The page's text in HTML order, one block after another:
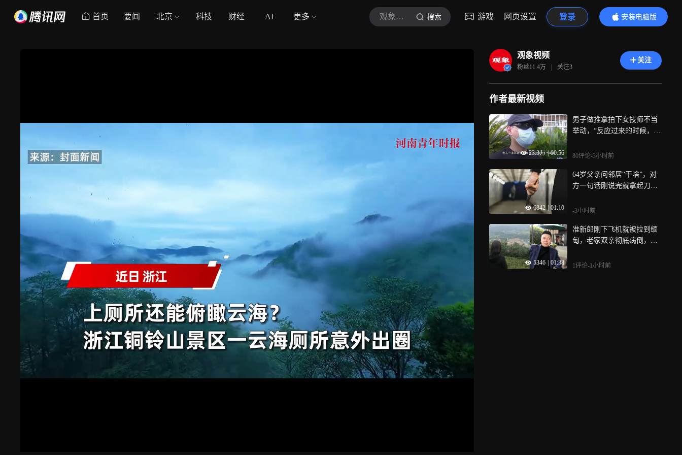
首页 要闻 北京 科技 财经 AI 更多 观象视频 搜索 游戏 网页设置 登录
安装电脑版
内容更精彩
观象视频
粉丝11.4万 | 关注3
关注
作者最新视频
23.3万 | 00:56
男子做推拿拍下女技师不当
举动，“反应过来的时候，她
入
80评论-3小时前
6842 01:10
64岁父亲问邻居“干啥”，对
方一句话刚说完就拿起刀，
展
-3小时前
5346 01:38
准新郎刚下飞机就被拉到缅
甸，老家双亲彻底病倒，姐
1评论-1小时前